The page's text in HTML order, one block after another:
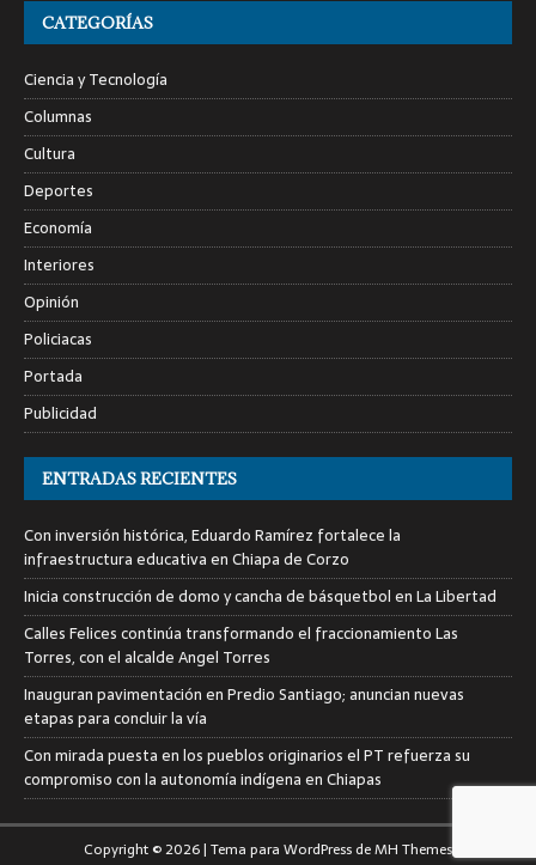
CATEGORÍAS
Ciencia y Tecnología
Columnas
Cultura
Deportes
Economía
Interiores
Opinión
Policiacas
Portada
Publicidad
ENTRADAS RECIENTES
Con inversión histórica, Eduardo Ramírez fortalece la
infraestructura educativa en Chiapa de Corzo
Inicia construcción de domo y cancha de básquetbol en La Libertad
Calles Felices continúa transformando el fraccionamiento Las
Torres, con el alcalde Angel Torres
Inauguran pavimentación en Predio Santiago; anuncian nuevas
etapas para concluir la vía
Con mirada puesta en los pueblos originarios el PT refuerza su
compromiso con la autonomía indígena en Chiapas
Copyright © 2026 | Tema para WordPress deMH Themes